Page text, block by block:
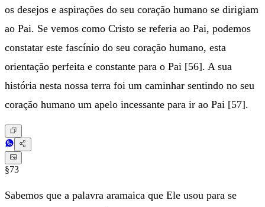
os desejos e aspirações do seu coração humano se dirigiam
ao Pai. Se vemos como Cristo se referia ao Pai, podemos
constatar este fascínio do seu coração humano, esta
orientação perfeita e constante para o Pai [56]. A sua
história nesta nossa terra foi um caminhar sentindo no seu
coração humano um apelo incessante para ir ao Pai [57].
§73
Sabemos que a palavra aramaica que Ele usou para se